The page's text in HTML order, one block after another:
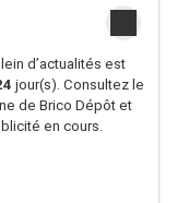
d’actualités est
jour(s). Consultez le
de Brico Dépôt et
en cours.